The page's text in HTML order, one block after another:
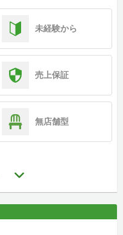
未経験から
売上保証
無店舗型